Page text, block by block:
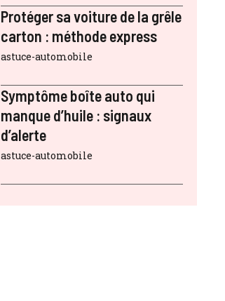
Protéger sa voiture de la grêle
carton : méthode express
astuce-automobile
Symptôme boîte auto qui
manque d’huile : signaux
d’alerte
astuce-automobile